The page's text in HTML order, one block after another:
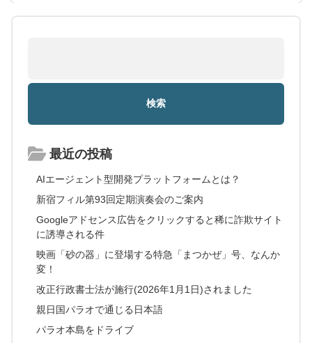
最近の投稿
AIエージェント型開発プラットフォームとは？
新宿フィル第93回定期演奏会のご案内
Googleアドセンス広告をクリックすると稀に詐欺サイト
に誘導される件
映画「砂の器」に登場する特急「まつかぜ」号、なんか
変！
改正行政書士法が施行(2026年1月1日)されました
親日国パラオで通じる日本語
パラオ本島をドライブ